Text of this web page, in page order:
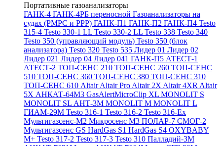
Портативные газоанализаторы
ГАНК-4 ГАНК-4РБ переносной Газоанализаторы на
судах (РМРС и РРР) ГАНК-П1 ГАНК-П2 ГАНК-П4 Testo
315-4 Testo 330-1 LL Testo 330-2 LL Testo 338 Testo 340
Testo 350 (управляющий модуль) Testo 350 (блок
анализатора) Testo 320 Testo 535 Лидер 01 Лидер 02
Лидер 021 Лидер 04 Лидер 041 ГАНК-П5 АТЕСТ-1
АТЕСТ-2 ТОП-СЕНС 210 ТОП-СЕНС 260 ТОП-СЕНС
510 ТОП-СЕНС 360 ТОП-СЕНС 380 ТОП-СЕНС 310
ТОП-СЕНС 610 AltairAltair Pro Altair 2X Altair 4XR Altair
5X АНКАТ-64М3 GasAlertMicroClip XL MONOLIT S
MONOLIT SL АНТ-3М MONOLIT M MONOLIT L
ГИАМ-29М Testo 316-1 Testo 316-2 Testo 316-Ex
Мультигазсенс-М2 Микросенс М3 ПОЛАР-7 СМОГ-2
Мультигазсенс GS HardGas S1 HardGas S4 OXYBABY
M+ Testo 317-2 Testo 317-3 Testo 310 Палладий-3М